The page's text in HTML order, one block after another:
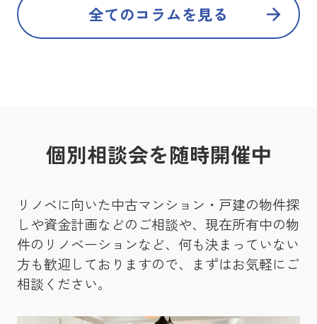
全てのコラムを見る
個別相談会を随時開催中
リノベに向いた中古マンション・戸建の物件探
しや資金計画などのご相談や、現在所有中の物
件のリノベーションなど、何も決まっていない
方も歓迎しておりますので、まずはお気軽にご
相談ください。